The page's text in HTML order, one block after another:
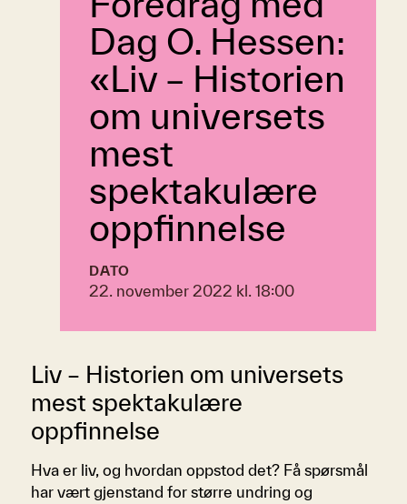
Dag O. Hessen:
«Liv – Historien
om universets
mest
spektakulære
oppfinnelse
DATO
22. november 2022 kl. 18:00
Liv – Historien om universets
mest spektakulære
oppfinnelse
Hva er liv, og hvordan oppstod det? Få spørsmål
har vært gjenstand for større undring og